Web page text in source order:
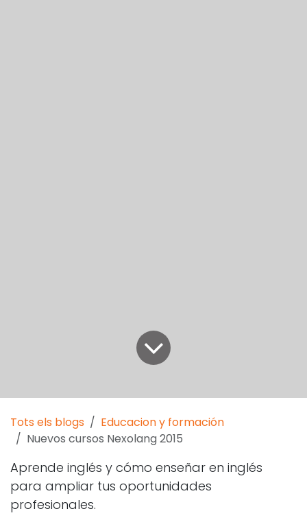
Tots els blogs
Educacion y formación
Nuevos cursos Nexolang 2015
Aprende inglés y cómo enseñar en inglés
para ampliar tus oportunidades
profesionales.